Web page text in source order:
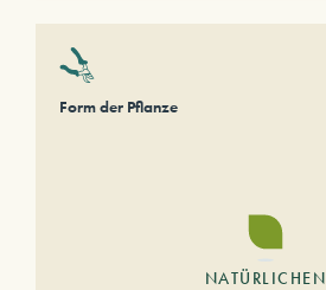
Form der Pflanze
NATÜRLICHEN